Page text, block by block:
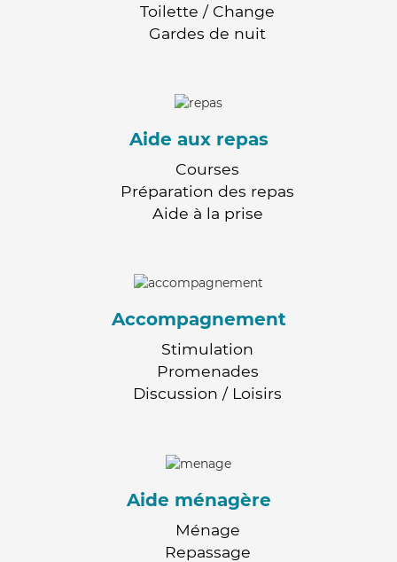
Toilette / Change
Gardes de nuit
Aide aux repas
Courses
Préparation des repas
Aide à la prise
Accompagnement
Stimulation
Promenades
Discussion / Loisirs
Aide ménagère
Ménage
Repassage